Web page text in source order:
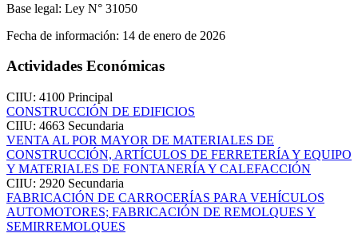
Base legal: Ley N° 31050
Fecha de información: 14 de enero de 2026
Actividades Económicas
CIIU: 4100 Principal
CONSTRUCCIÓN DE EDIFICIOS
CIIU: 4663 Secundaria
VENTA AL POR MAYOR DE MATERIALES DE
CONSTRUCCIÓN, ARTÍCULOS DE FERRETERÍA Y EQUIPO
Y MATERIALES DE FONTANERÍA Y CALEFACCIÓN
CIIU: 2920 Secundaria
FABRICACIÓN DE CARROCERÍAS PARA VEHÍCULOS
AUTOMOTORES; FABRICACIÓN DE REMOLQUES Y
SEMIRREMOLQUES